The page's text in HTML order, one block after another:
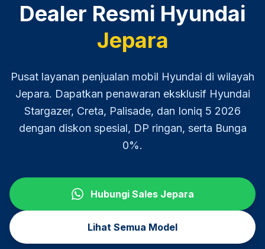
Dealer Resmi Hyundai
Jepara
Pusat layanan penjualan mobil Hyundai di wilayah
Jepara. Dapatkan penawaran eksklusif Hyundai
Stargazer, Creta, Palisade, dan Ioniq 5 2026
dengan diskon spesial, DP ringan, serta Bunga
0%.
Hubungi Sales Jepara
Lihat Semua Model